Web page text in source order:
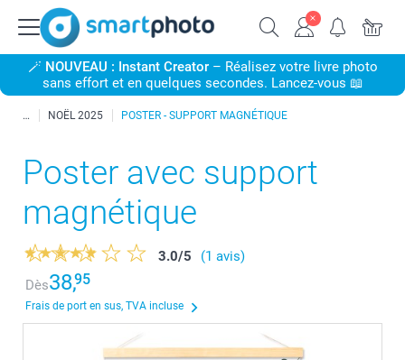
🪄 NOUVEAU : Instant Creator– Réalisez votre livre photo
sans effort et en quelques secondes. Lancez-vous 📖
NOËL 2025 POSTER - SUPPORT MAGNÉTIQUE
Poster avec support
magnétique
3.0/5
(1 avis)
Dès38,95
Frais de port en sus, TVA incluse